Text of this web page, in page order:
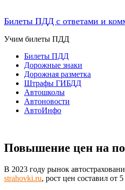
Билеты ПДД с ответами и
Учим билеты ПДД
Билеты ПДД
Дорожные знаки
Дорожная разметка
Штрафы ГИБДД
Автошколы
Автоновости
АвтоИнфо
Повышение цен на
В 2023 году рынок
strahovki.ru, рост цен составил от